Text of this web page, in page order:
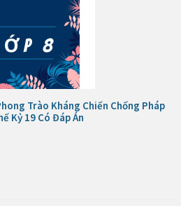
Trào Kháng Chiến Chống Pháp
Kỷ 19 Có Đáp Án